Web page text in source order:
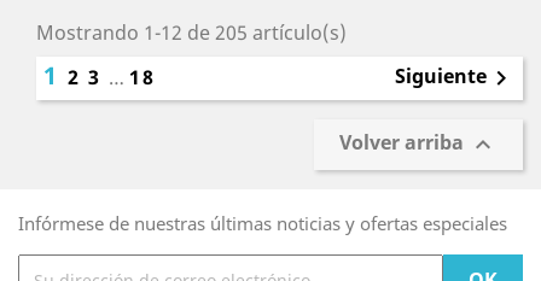
Mostrando 1-12 de 205 artículo(s)
1 2 3 … 18 Siguiente 
Volver arriba 
Infórmese de nuestras últimas noticias y ofertas especiales